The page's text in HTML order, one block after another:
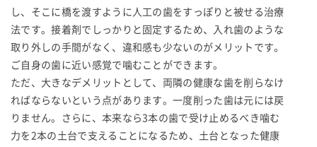
し、そこに橋を渡すように人工の歯をすっぽりと被せる治療
法です。接着剤でしっかりと固定するため、入れ歯のような
取り外しの手間がなく、違和感も少ないのがメリットです。
ご自身の歯に近い感覚で噛むことができます。
ただ、大きなデメリットとして、両隣の健康な歯を削らなけ
ればならないという点があります。一度削った歯は元には戻
りません。さらに、本来なら3本の歯で受け止めるべき噛む
力を2本の土台で支えることになるため、土台となった健康